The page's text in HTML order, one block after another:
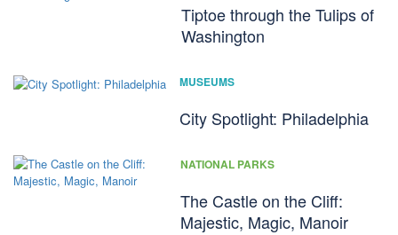
Tiptoe through the Tulips of
Washington
MUSEUMS
City Spotlight: Philadelphia
NATIONAL PARKS
The Castle on the Cliff:
Majestic, Magic, Manoir